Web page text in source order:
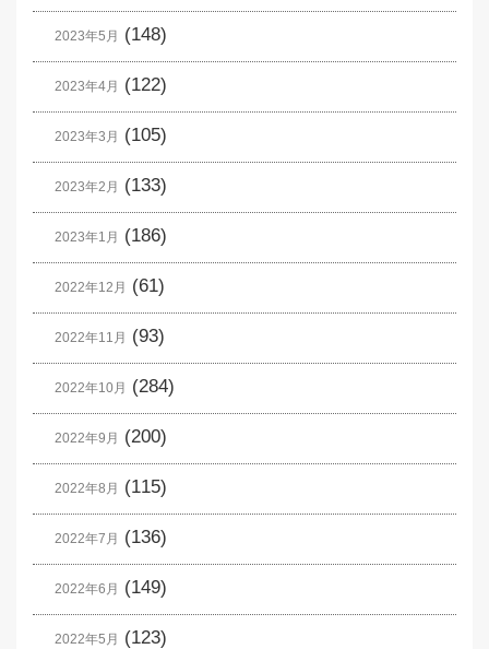
2023年5月 (148)
2023年4月 (122)
2023年3月 (105)
2023年2月 (133)
2023年1月 (186)
2022年12月 (61)
2022年11月 (93)
2022年10月 (284)
2022年9月 (200)
2022年8月 (115)
2022年7月 (136)
2022年6月 (149)
2022年5月 (123)